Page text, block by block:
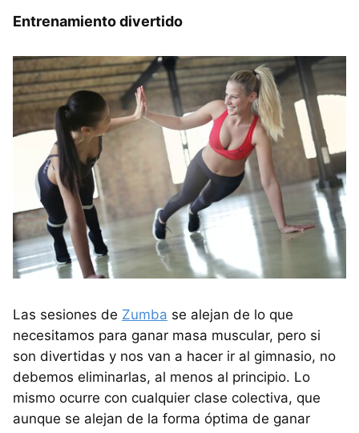
Entrenamiento divertido
Las sesiones de Zumba se alejan de lo que
necesitamos para ganar masa muscular, pero si
son divertidas y nos van a hacer ir al gimnasio, no
debemos eliminarlas, al menos al principio. Lo
mismo ocurre con cualquier clase colectiva, que
aunque se alejan de la forma óptima de ganar